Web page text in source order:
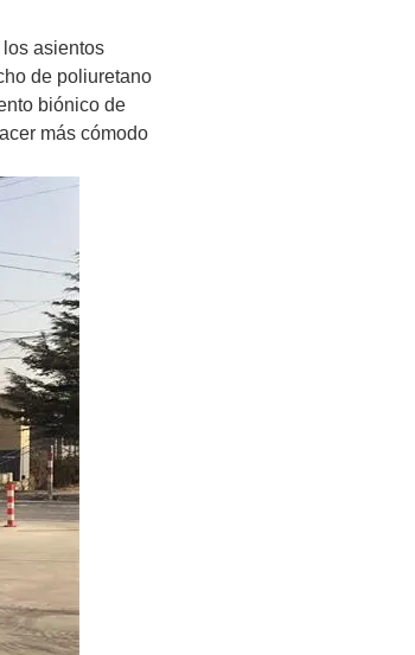
asientos
de poliuretano
biónico de
más cómodo